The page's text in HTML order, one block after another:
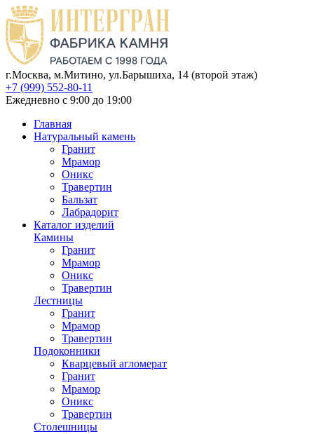
г.Москва, м.Митино, ул.Барышиха, 14 (второй этаж)
+7 (999) 552-80-11
Ежедневно с 9:00 до 19:00
Главная
Натуральный камень
Гранит
Мрамор
Оникс
Травертин
Бальзат
Лабрадорит
Каталог изделий
Камины
Гранит
Мрамор
Оникс
Травертин
Лестницы
Гранит
Мрамор
Травертин
Подоконники
Кварцевый агломерат
Гранит
Мрамор
Оникс
Травертин
Столешницы